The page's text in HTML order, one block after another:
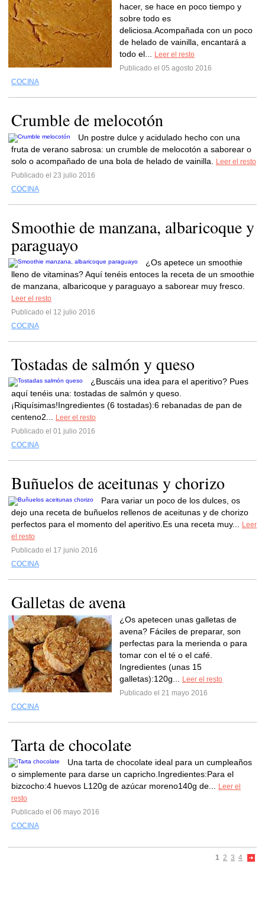
hacer, se hace en poco tiempo y
sobre todo es
deliciosa.Acompañada con un poco
de helado de vainilla, encantará a
todo el...
Leer el resto
Publicado el 05 agosto 2016
COCINA
Crumble de melocotón
Un postre dulce y acidulado hecho con una
fruta de verano sabrosa: un crumble de melocotón a saborear o
solo o acompañado de una bola de helado de vainilla.
Leer el resto
Publicado el 23 julio 2016
COCINA
Smoothie de manzana, albaricoque y
paraguayo
¿Os apetece un smoothie
lleno de vitaminas? Aquí tenéis entoces la receta de un smoothie
de manzana, albaricoque y paraguayo a saborear muy fresco.
Leer el resto
Publicado el 12 julio 2016
COCINA
Tostadas de salmón y queso
¿Buscáis una idea para el aperitivo? Pues
aquí tenéis una: tostadas de salmón y queso.
¡Riquísimas!Ingredientes (6 tostadas):6 rebanadas de pan de
centeno2...
Leer el resto
Publicado el 01 julio 2016
COCINA
Buñuelos de aceitunas y chorizo
Para variar un poco de los dulces, os
dejo una receta de buñuelos rellenos de aceitunas y de chorizo
perfectos para el momento del aperitivo.Es una receta muy...
Leer
el resto
Publicado el 17 junio 2016
COCINA
Galletas de avena
¿Os apetecen unas galletas de
avena? Fáciles de preparar, son
perfectas para la merienda o para
tomar con el té o el café.
Ingredientes (unas 15
galletas):120g...
Leer el resto
Publicado el 21 mayo 2016
COCINA
Tarta de chocolate
Una tarta de chocolate ideal para un cumpleaños
o simplemente para darse un capricho.Ingredientes:Para el
bizcocho:4 huevos L120g de azúcar moreno140g de...
Leer el
resto
Publicado el 06 mayo 2016
COCINA
1 2 3 4